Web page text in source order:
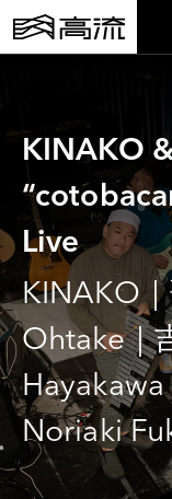
KINAKO
Live
KINAKO
Ohtake｜
Noriaki